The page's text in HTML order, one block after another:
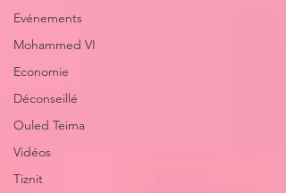
Evénements
Mohammed VI
Economie
Déconseillé
Ouled Teima
Vidéos
Tiznit